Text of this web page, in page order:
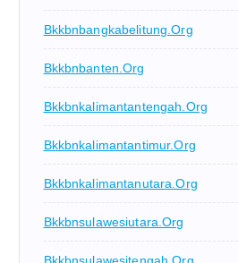
Bkkbnbangkabelitung.org
Bkkbnbanten.org
Bkkbnkalimantantengah.org
Bkkbnkalimantantimur.org
Bkkbnkalimantanutara.org
Bkkbnsulawesiutara.org